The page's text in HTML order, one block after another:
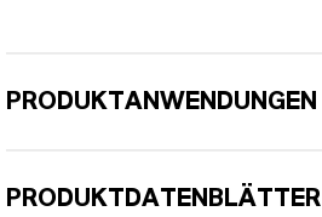
PRODUKTANWENDUNGEN
PRODUKTDATENBLÄTTER